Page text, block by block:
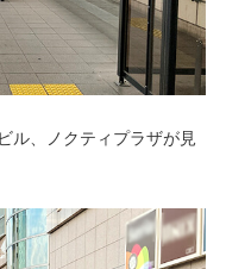
ル、ノクティプラザが見